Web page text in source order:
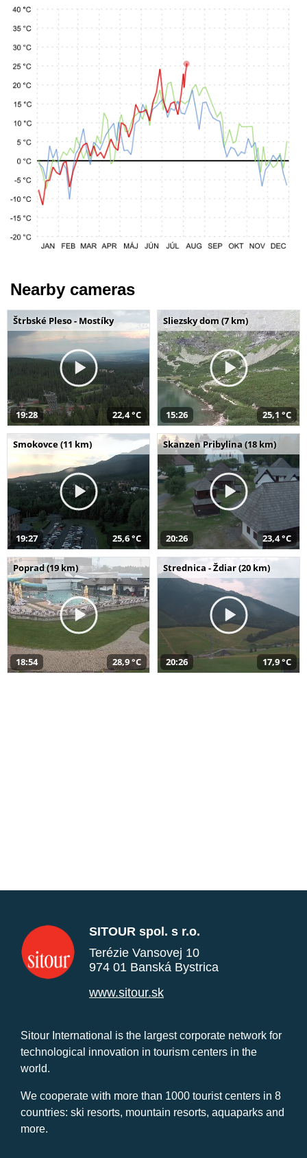
Nearby cameras
Štrbské Pleso - Mostíky
19:28 22,4 °C
Sliezsky dom (7 km)
15:26 25,1 °C
Smokovce (11 km)
19:27 25,6 °C
Skanzen Pribylina (18 km)
20:26 23,4 °C
Poprad (19 km)
18:54 28,9 °C
Strednica - Ždiar (20 km)
20:26 17,9 °C
SITOUR spol. s r.o.
Terézie Vansovej 10
974 01 Banská Bystrica
www.sitour.sk
Sitour International is the largest corporate network for
technological innovation in tourism centers in the
world.
We cooperate with more than 1000 tourist centers in 8
countries: ski resorts, mountain resorts, aquaparks and
more.